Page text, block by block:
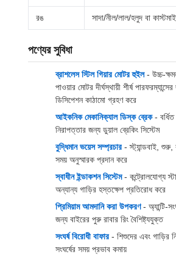
রঙ সাদা/নীল/লাল/হলুদ বা
পণ্যের সুবিধা
ব্রাশলেস স্টিল গিয়ার মোটর হুইল- উচ্চ-
পাওয়ার মোটর দীর্ঘস্থায়ী শীর্ষ
ডিসিপেশন কাঠামো গ্রহণ করে
আইকনিক মেকানিক্যাল ডিস্ক ব্রেক- বর্ধিত
নিরাপত্তার জন্য ডুয়াল ব্রেকিং সিস্টেম
বুদ্ধিমান ভয়েস সম্প্রচার- স্ট্যান্ডবাই, শুরু,
সময় অনুস্মারক প্রদান করে
স্বাধীন ইন্ডাকশন সিস্টেম- কন্ট্রোলযোগ্য
অন্যান্য গাড়ির হস্তক্ষেপ প্রতিরোধ করে
প্রিমিয়াম আমদানি করা উপকরণ- অ্যান্টি-
জন্য বাইরের পুরু রাবার রিং বৈশিষ্ট্যযুক্ত
সংঘর্ষ বিরোধী বাফার- শিশুদের এবং গাড়ির
সংঘর্ষের সময় প্রভাব কমায়